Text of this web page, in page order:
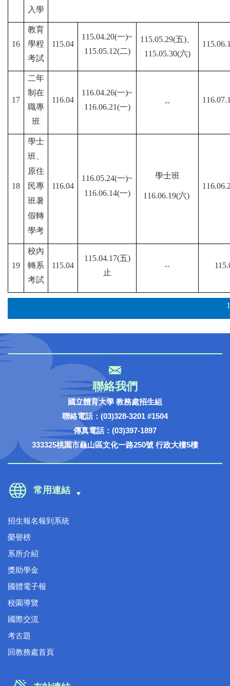
入學
16
教育
學程
考試
115.04
115.04.20(一)~
115.05.12(二)
115.05.29(五)、
115.05.30(六)
17
二年
制在
職專
班
116.04
116.04.26(一)~
116.06.21(一) --
18
學士
班、
原住
民專
班暑
假轉
學考
116.04
116.05.24(一)~
116.06.14(一)
學士班
116.06.19(六)
19
校內
轉系
考試
115.04
115.04.17(五)
止
--
聯絡我們
國立體育大學 教務處招生組
聯絡電話：(03)328-3201 #1504
傳真電話：(03)397-1897
333325桃園市龜山區文化一路250號 行政大樓5樓
常用連結
招生報名報到系統
榮譽榜
系所介紹
獎助學金
國體電子報
校園導覽
國際交流
考古題
回教務處首頁